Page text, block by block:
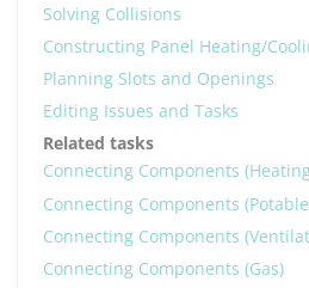
Solving Collisions
Constructing Panel Heating/
Planning Slots and Openings
Editing Issues and Tasks
Related tasks
Connecting Components
Connecting Components
Connecting Components
Connecting Components (Gas)